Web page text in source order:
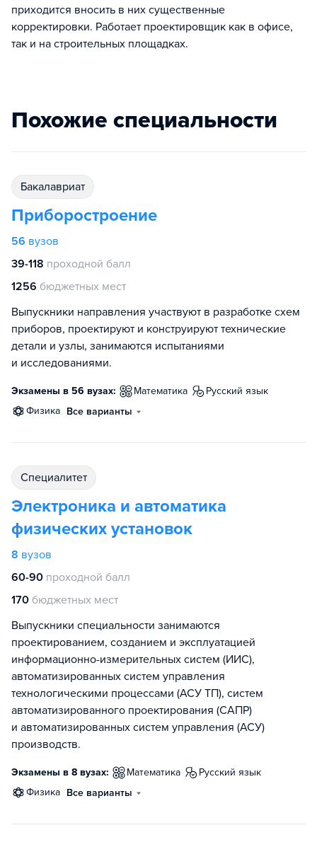
приходится вносить в них существенные
корректировки. Работает проектировщик как в офисе,
так и на строительных площадках.
Похожие специальности
бакалавриат
Приборостроение
56 вузов
39-118 проходной балл
1256 бюджетных мест
Выпускники направления участвуют в разработке схем
приборов, проектируют и конструируют технические
детали и узлы, занимаются испытаниями
и исследованиями.
Экзамены в 56 вузах: математика
русский язык
физика Все варианты
специалитет
Электроника и автоматика
физических установок
8 вузов
60-90 проходной балл
170 бюджетных мест
Выпускники специальности занимаются
проектированием, созданием и эксплуатацией
информационно-измерительных систем (ИИС),
автоматизированных систем управления
технологическими процессами (АСУ ТП), систем
автоматизированного проектирования (САПР)
и автоматизированных систем управления (АСУ)
производств.
Экзамены в 8 вузах: математика
русский язык
физика Все варианты